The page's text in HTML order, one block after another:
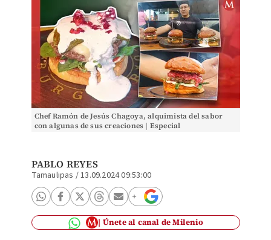
Chef Ramón de Jesús Chagoya, alquimista del sabor
con algunas de sus creaciones | Especial
PABLO REYES
Tamaulipas /13.09.2024 09:53:00
Únete al canal de Milenio